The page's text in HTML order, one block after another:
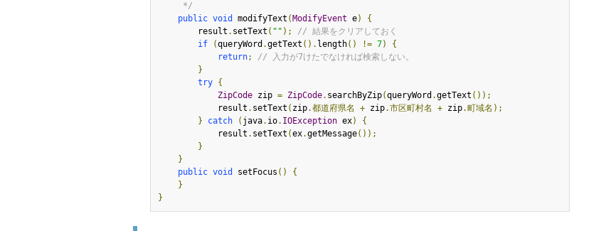
     */
public void modifyText ( ModifyEvent e)
{
        result
. setText ( "" );
// 結果をクリアしておく
if
(queryWord .getText (). length() != 7)
{
return;
// 入力が7けたでなければ検索しない。
}
try
{
ZipCode zip = ZipCode. searchByZip(queryWord .getText ());
            result
. setText ( zip.都道府県名 + zip.市区町村名 + zip.町域名);
}
catch ( java. io. IOException ex)
{
            result
. setText (ex.getMessage());
}
}
public void setFocus ()
{
}
}